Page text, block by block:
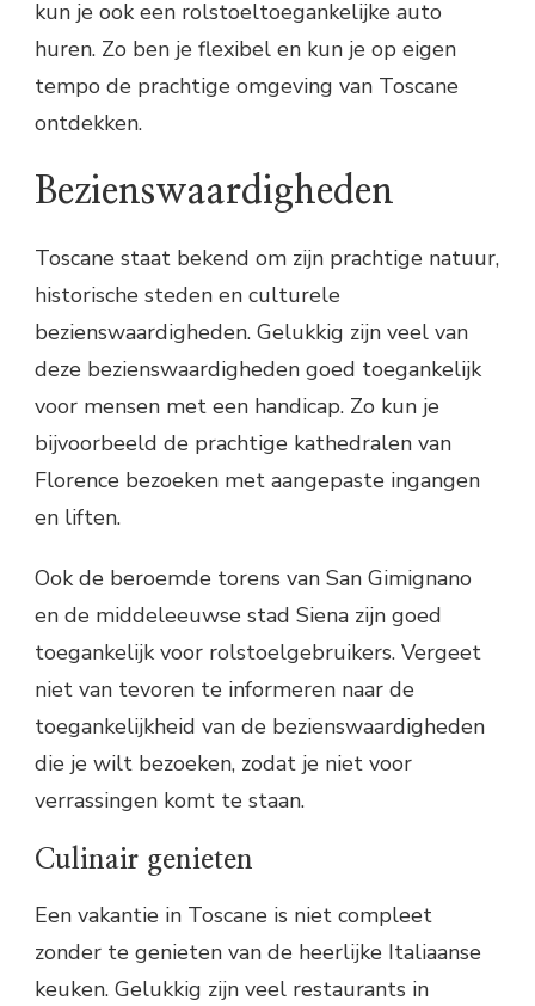
kun je ook een rolstoeltoegankelijke auto
huren. Zo ben je flexibel en kun je op eigen
tempo de prachtige omgeving van Toscane
ontdekken.
Bezienswaardigheden
Toscane staat bekend om zijn prachtige natuur,
historische steden en culturele
bezienswaardigheden. Gelukkig zijn veel van
deze bezienswaardigheden goed toegankelijk
voor mensen met een handicap. Zo kun je
bijvoorbeeld de prachtige kathedralen van
Florence bezoeken met aangepaste ingangen
en liften.
Ook de beroemde torens van San Gimignano
en de middeleeuwse stad Siena zijn goed
toegankelijk voor rolstoelgebruikers. Vergeet
niet van tevoren te informeren naar de
toegankelijkheid van de bezienswaardigheden
die je wilt bezoeken, zodat je niet voor
verrassingen komt te staan.
Culinair genieten
Een vakantie in Toscane is niet compleet
zonder te genieten van de heerlijke Italiaanse
keuken. Gelukkig zijn veel restaurants in